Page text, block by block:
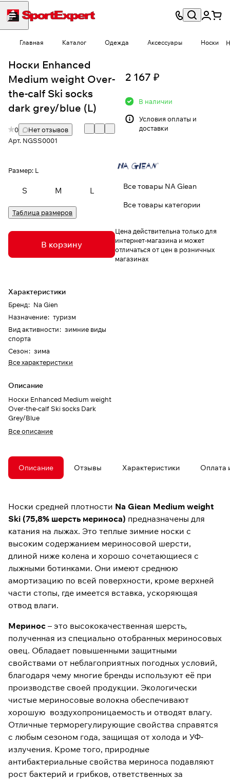
Главная Каталог Одежда Аксессуары Носки
Носки Enhanced
Medium weight Over-
the-calf Ski socks
dark grey/blue (L)
0
Нет отзывов
Арт. NGSS0001
Размер: L
S M L
Таблица размеров
В корзину
Характеристики
Бренд: Na Gien
Назначение: туризм
Вид активности: зимние виды
спорта
Сезон: зима
Все характеристики
Описание
Носки Enhanced Medium weight
Over-the-calf Ski socks Dark
Grey/Blue
Все описание
2 167 ₽
В наличии
Условия оплаты и
доставки
Все товары NA Giean
Все товары категории
Цена действительна только для
интернет-магазина и может
отличаться от цен в розничных
магазинах
Описание Отзывы Характеристики Оплата
Носки средней плотности Na Giean Medium weight
Ski (75,8% шерсть мериноса) предназначены для
катания на лыжах. Это теплые зимние носки с
высоким содержанием мериносовой шерсти,
длиной ниже колена и хорошо сочетающиеся с
лыжными ботинками. Они имеют среднюю
амортизацию по всей поверхности, кроме верхней
части стопы, где имеется вставка, ускоряющая
отвод влаги.
Меринос – это высококачественная шерсть,
полученная из специально отобранных мериносовых
овец. Обладает повышенными защитными
свойствами от неблагоприятных погодных условий,
благодаря чему многие бренды используют её при
производстве своей продукции. Экологически
чистые мериносовые волокна обеспечивают
хорошую воздухопроницаемость и отводят влагу.
Отличные терморегулирующие свойства справятся
с любым сезоном года, защищая от холода и УФ-
излучения. Кроме того, природные
антибактериальные свойства мериноса подавляют
рост бактерий и грибков, ответственных за